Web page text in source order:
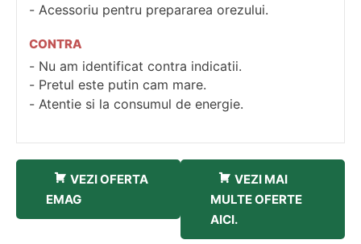
Acessoriu pentru prepararea orezului.
CONTRA
Nu am identificat contra indicatii.
Pretul este putin cam mare.
Atentie si la consumul de energie.
VEZI OFERTA
EMAG
VEZI MAI
MULTE OFERTE
AICI.